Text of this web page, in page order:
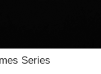
Series